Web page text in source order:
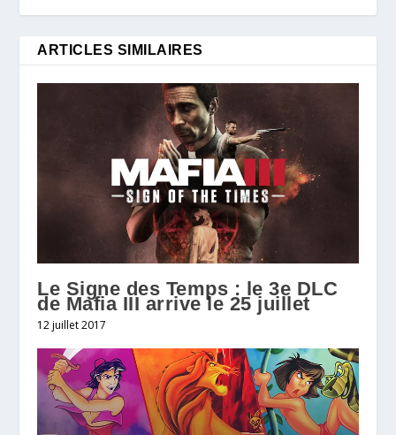
ARTICLES SIMILAIRES
Le Signe des Temps : le 3e DLC
de Mafia III arrive le 25 juillet
12 juillet 2017